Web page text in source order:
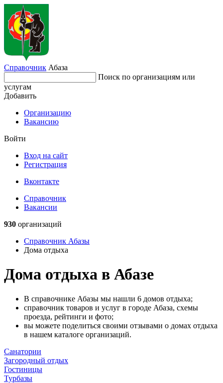
Справочник Абаза
Поиск по организациям или
услугам
Добавить
Организацию
Вакансию
Войти
Вход на сайт
Регистрация
Вконтакте
Справочник
Вакансии
930 организаций
Справочник Абазы
Дома отдыха
Дома отдыха в Абазе
В справочнике Абазы мы нашли 6 домов отдыха;
справочник товаров и услуг в городе Абаза, схемы
проезда, рейтинги и фото;
вы можете поделиться своими отзывами о домах отдыха
в нашем каталоге организаций.
Санатории
Загородный отдых
Гостиницы
Турбазы